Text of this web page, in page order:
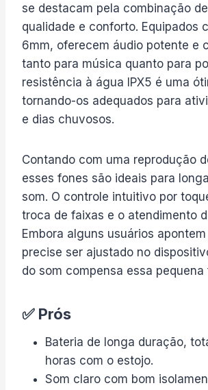
se destacam pela combinação
qualidade e conforto. Equipados
6mm, oferecem áudio potente e
tanto para música quanto para
resistência à água IPX5 é uma
tornando-os adequados para
e dias chuvosos.
Contando com uma reprodução
esses fones são ideais para
som. O controle intuitivo por
troca de faixas e o atendimento
Embora alguns usuários
precise ser ajustado no
do som compensa essa pequena
✅ Prós
Bateria de longa duração,
horas com o estojo.
Som claro com bom